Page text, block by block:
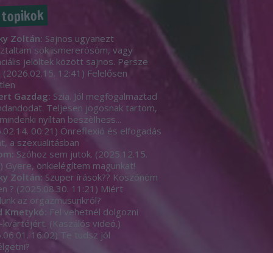
Zoltán: Sajnos ugyanezt
sok ismererösöm, vagy
jelöltek között sajnos. Persze
(2026.02.15. 12:41 ) Felelősen
Gazdag: Szia. Jól megfogalmaztad
Teljesen jogosnak tartom,
nyíltan beszèlhess...
00:21 ) Önreflexió és elfogadás
a szexualitásban
Szóhoz sem jutok. (2025.12.15.
) Gyere, önkielégítem magunkat!
Zoltán: Szuper írások?? Köszönöm
? (2025.08.30. 11:21 ) Miért
az orgazmusunkról?
Kmetykó: Fel vehetnél dolgozni
(Kaszálós videó.)
16:02) Te tudsz jól